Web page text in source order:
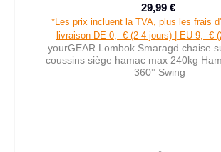
Prix de vente :
29,99 €
*Les prix incluent la TVA, plus les frais
livraison DE 0,- € (2-4 jours) | EU 9,- €
yourGEAR Lombok Smaragd chaise
coussins siège hamac max 240kg
360° Swing